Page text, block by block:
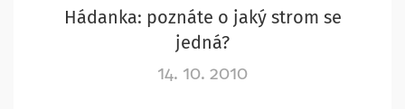
Hádanka: poznáte o jaký strom se
jedná?
14. 10. 2010